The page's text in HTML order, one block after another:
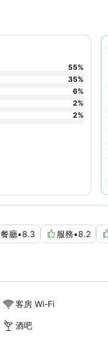
餐廳•8.3 服務•8.2
55%
35%
6%
2%
2%
客房 Wi-Fi
酒吧